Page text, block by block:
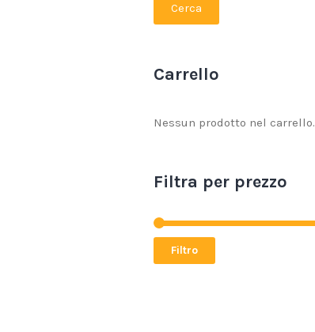
Cerca
Carrello
Nessun prodotto nel carrello.
Filtra per prezzo
Filtro